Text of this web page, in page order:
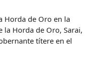
Horda de Oro en la
la Horda de Oro, Sarai,
títere en el